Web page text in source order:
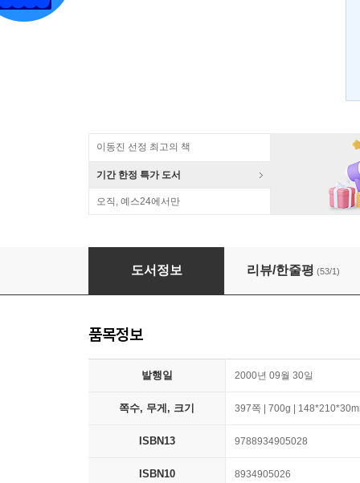
이동진 선정 최고의 책
기간 한정 특가 도서
오직, 예스24에서만
송시열과 그들의 나라
도서정보 리뷰/한줄평 (53/1)
품목정보
발행일 2000년 09월 30일
쪽수, 무게, 크기 397쪽 | 700g |
ISBN13 9788934905028
ISBN10 8934905026